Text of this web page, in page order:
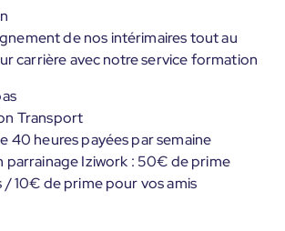
de nos intérimaires tout au
carrière avec notre service formation
Transport
40 heures payées par semaine
parrainage Iziwork : 50€ de prime
/ 10€ de prime pour vos amis